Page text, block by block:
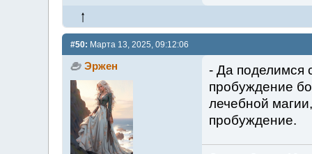
#50: Марта 13, 2025, 09:12:06
Эржен
- Да поделимся
пробуждение
лечебной
пробуждение.